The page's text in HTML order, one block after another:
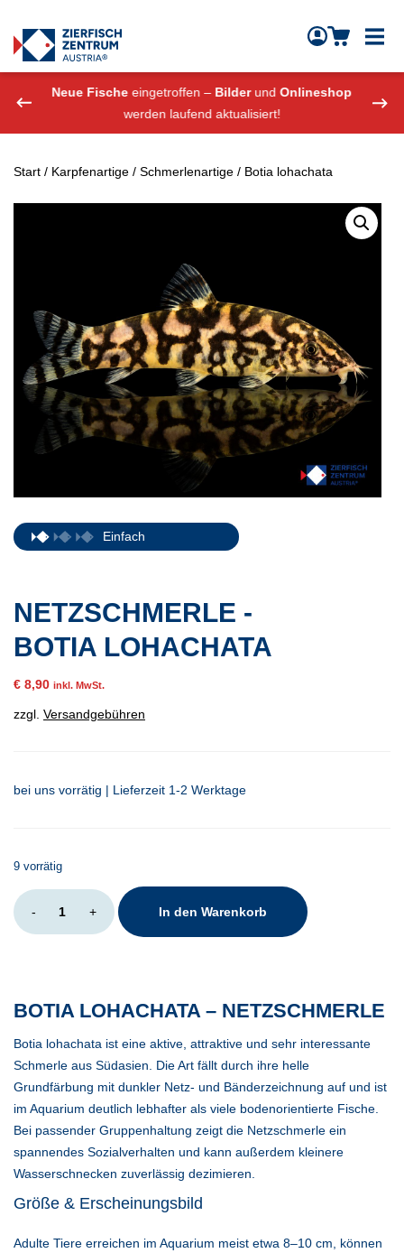
Zierfisch Aquarium Austria
Neue Fische eingetroffen – BilderundOnlineshop
werden laufend aktualisiert!
Start / Karpfenartige / Schmerlenartige / Botia lohachata
Einfach
NETZSCHMERLE -
BOTIA LOHACHATA
€ 8,90 inkl. MwSt.
zzgl. Versandgebühren
bei uns vorrätig | Lieferzeit 1-2 Werktage
9 vorrätig
-
lohachata
Menge
+ In den Warenkorb
BOTIA LOHACHATA – NETZSCHMERLE
Botia lohachata ist eine aktive, attraktive und sehr interessante
Schmerle aus Südasien. Die Art fällt durch ihre helle
Grundfärbung mit dunkler Netz- und Bänderzeichnung auf und ist
im Aquarium deutlich lebhafter als viele bodenorientierte Fische.
Bei passender Gruppenhaltung zeigt die Netzschmerle ein
spannendes Sozialverhalten und kann außerdem kleinere
Wasserschnecken zuverlässig dezimieren.
Größe & Erscheinungsbild
Adulte Tiere erreichen im Aquarium meist etwa 8–10 cm, können